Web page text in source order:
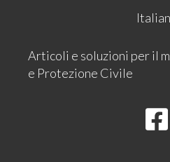
Articoli e soluzioni per il
e Protezione Civile